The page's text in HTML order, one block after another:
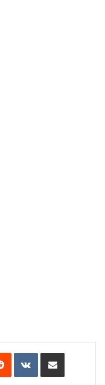
Reddit VKontakteCompartir por correo